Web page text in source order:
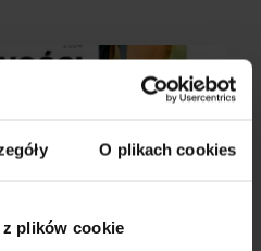
O plikach cookies
plików cookie